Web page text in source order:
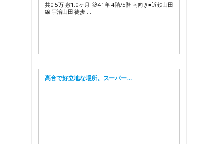
共0.5万 敷1.0ヶ月 築41年 4階/5階 南向き■近鉄山田
線 宇治山田 徒歩 …
高台で好立地な場所。スーパー …